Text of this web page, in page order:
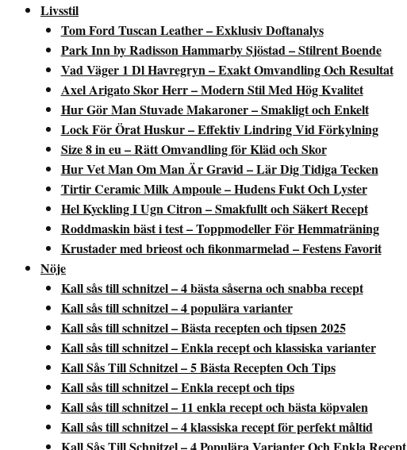
Livsstil
Tom Ford Tuscan Leather – Exklusiv Doftanalys
Park Inn by Radisson Hammarby Sjöstad – Stilrent Boende
Vad Väger 1 Dl Havregryn – Exakt Omvandling Och Resultat
Axel Arigato Skor Herr – Modern Stil Med Hög Kvalitet
Hur Gör Man Stuvade Makaroner – Smakligt och Enkelt
Lock För Örat Huskur – Effektiv Lindring Vid Förkylning
Size 8 in eu – Rätt Omvandling för Kläd och Skor
Hur Vet Man Om Man Är Gravid – Lär Dig Tidiga Tecken
Tirtir Ceramic Milk Ampoule – Hudens Fukt Och Lyster
Hel Kyckling I Ugn Citron – Smakfullt och Säkert Recept
Roddmaskin bäst i test – Toppmodeller För Hemmaträning
Krustader med brieost och fikonmarmelad – Festens Favorit
Nöje
Kall sås till schnitzel – 4 bästa såserna och snabba recept
Kall sås till schnitzel – 4 populära varianter
Kall sås till schnitzel – Bästa recepten och tipsen 2025
Kall sås till schnitzel – Enkla recept och klassiska varianter
Kall Sås Till Schnitzel – 5 Bästa Recepten Och Tips
Kall sås till schnitzel – Enkla recept och tips
Kall sås till schnitzel – 11 enkla recept och bästa köpvalen
Kall sås till schnitzel – 4 klassiska recept för perfekt måltid